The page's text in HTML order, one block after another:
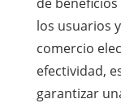
los usuarios
comercio
efectividad,
garantizar